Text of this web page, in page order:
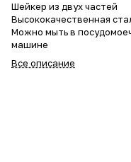
Шейкер из двух частей
Высококачественная
Можно мыть в
машине
Все описание